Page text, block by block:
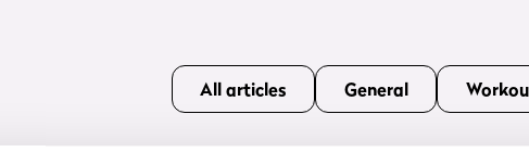
All articles General